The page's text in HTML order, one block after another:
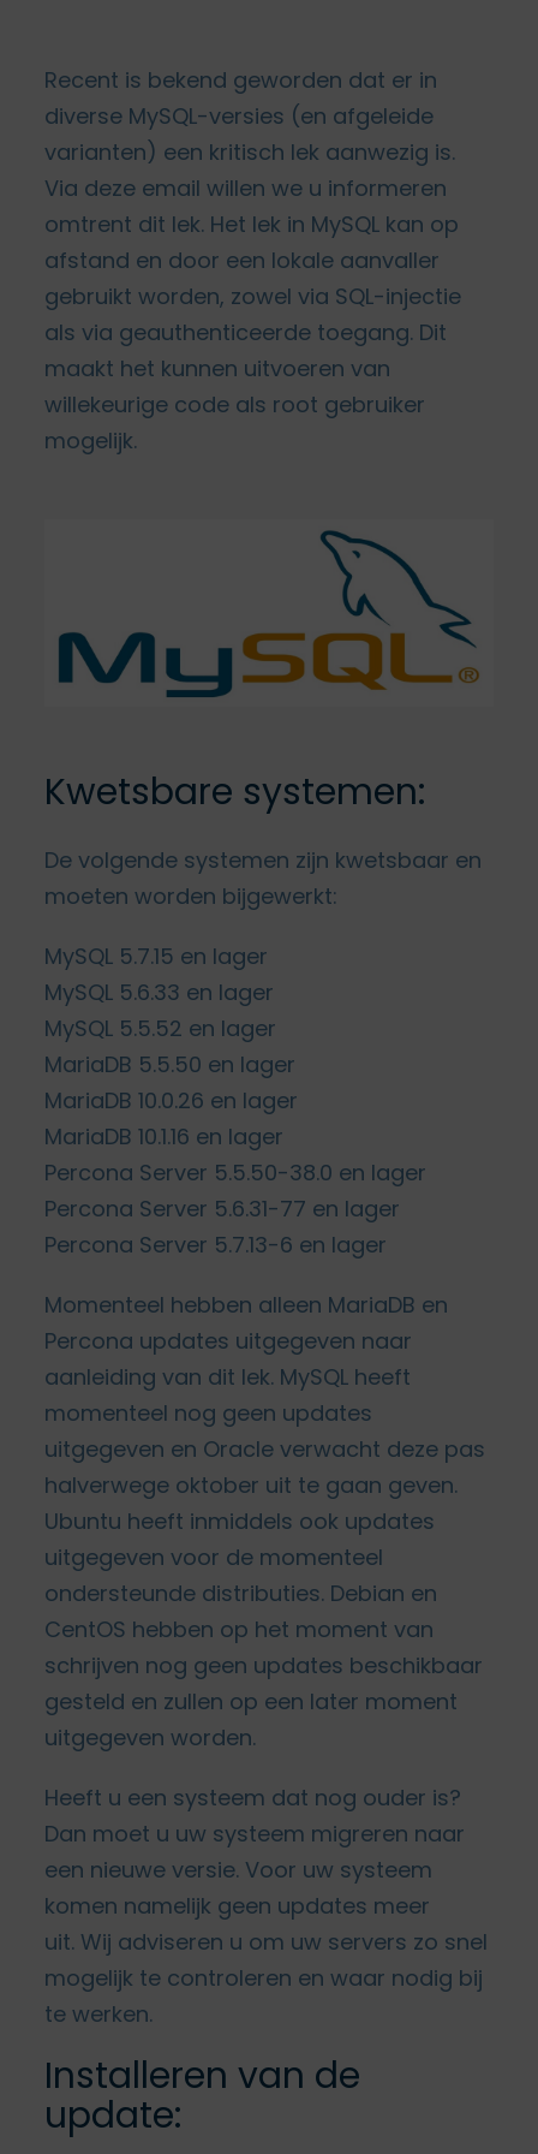
Recent is bekend geworden dat er in
diverse MySQL-versies (en afgeleide
varianten) een kritisch lek aanwezig is.
Via deze email willen we u informeren
omtrent dit lek. Het lek in MySQL kan op
afstand en door een lokale aanvaller
gebruikt worden, zowel via SQL-injectie
als via geauthenticeerde toegang. Dit
maakt het kunnen uitvoeren van
willekeurige code als root gebruiker
mogelijk.
Kwetsbare systemen:
De volgende systemen zijn kwetsbaar en
moeten worden bijgewerkt:
MySQL 5.7.15 en lager
MySQL 5.6.33 en lager
MySQL 5.5.52 en lager
MariaDB 5.5.50 en lager
MariaDB 10.0.26 en lager
MariaDB 10.1.16 en lager
Percona Server 5.5.50-38.0 en lager
Percona Server 5.6.31-77 en lager
Percona Server 5.7.13-6 en lager
Momenteel hebben alleen MariaDB en
Percona updates uitgegeven naar
aanleiding van dit lek. MySQL heeft
momenteel nog geen updates
uitgegeven en Oracle verwacht deze pas
halverwege oktober uit te gaan geven.
Ubuntu heeft inmiddels ook updates
uitgegeven voor de momenteel
ondersteunde distributies. Debian en
CentOS hebben op het moment van
schrijven nog geen updates beschikbaar
gesteld en zullen op een later moment
uitgegeven worden.
Heeft u een systeem dat nog ouder is?
Dan moet u uw systeem migreren naar
een nieuwe versie. Voor uw systeem
komen namelijk geen updates meer
uit. Wij adviseren u om uw servers zo snel
mogelijk te controleren en waar nodig bij
te werken.
Installeren van de
update: